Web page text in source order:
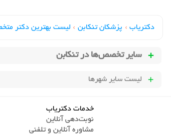
دکتریاب › پزشکان تنکابن › لیست بهترین دکتر
سایر تخصص‌ها درتنکابن
لیست سایر شهرها
خدمات دکتریاب
نوبت‌دهی آنلاین
مشاوره آنلاین و تلفنی